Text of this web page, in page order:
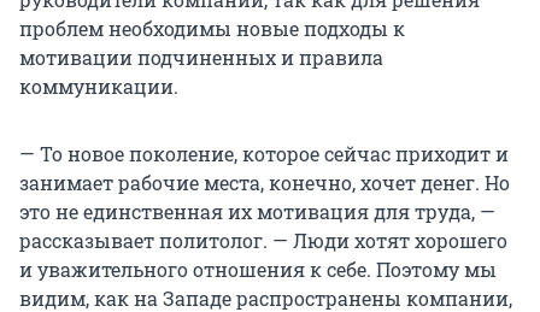
проблем необходимы новые подходы к
мотивации подчиненных и правила
коммуникации.
— То новое поколение, которое сейчас приходит и
занимает рабочие места, конечно, хочет денег. Но
это не единственная их мотивация для труда, —
рассказывает политолог. — Люди хотят хорошего
и уважительного отношения к себе. Поэтому мы
видим, как на Западе распространены компании,